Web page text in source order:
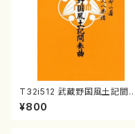
T32i512 武蔵野国風土記間奏
曲（尺八/初代 山川園松/楽譜）
都山流公刊楽譜曲番:2221
¥800